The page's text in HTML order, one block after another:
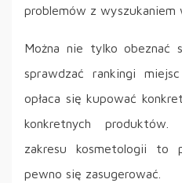
problemów z wyszukaniem
Można nie tylko obeznać
sprawdzać rankingi
opłaca się kupować
konkretnych
zakresu kosmetologii to
pewno się zasugerować.